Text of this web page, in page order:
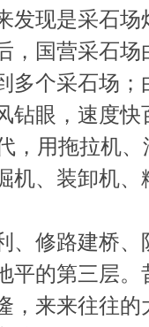
发现是采石
，国营采石
多个采石场
钻眼，速度
，用拖拉机
机、装卸机
、修路建桥
平的第三层
，来来往往